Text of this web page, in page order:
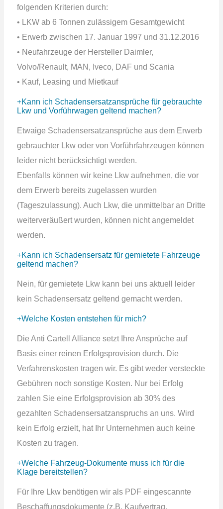
folgenden Kriterien durch:
• LKW ab 6 Tonnen zulässigem Gesamtgewicht
• Erwerb zwischen 17. Januar 1997 und 31.12.2016
• Neufahrzeuge der Hersteller Daimler,
Volvo/Renault, MAN, Iveco, DAF und Scania
• Kauf, Leasing und Mietkauf
Kann ich Schadensersatzansprüche für gebrauchte
Lkw und Vorführwagen geltend machen?
Etwaige Schadensersatzansprüche aus dem Erwerb
gebrauchter Lkw oder von Vorführfahrzeugen können
leider nicht berücksichtigt werden.
Ebenfalls können wir keine Lkw aufnehmen, die vor
dem Erwerb bereits zugelassen wurden
(Tageszulassung). Auch Lkw, die unmittelbar an Dritte
weiterveräußert wurden, können nicht angemeldet
werden.
Kann ich Schadensersatz für gemietete Fahrzeuge
geltend machen?
Nein, für gemietete Lkw kann bei uns aktuell leider
kein Schadensersatz geltend gemacht werden.
Welche Kosten entstehen für mich?
Die Anti Cartell Alliance setzt Ihre Ansprüche auf
Basis einer reinen Erfolgsprovision durch. Die
Verfahrenskosten tragen wir. Es gibt weder versteckte
Gebühren noch sonstige Kosten. Nur bei Erfolg
zahlen Sie eine Erfolgsprovision ab 30% des
gezahlten Schadensersatzanspruchs an uns. Wird
kein Erfolg erzielt, hat Ihr Unternehmen auch keine
Kosten zu tragen.
Welche Fahrzeug-Dokumente muss ich für die
Klage bereitstellen?
Für Ihre Lkw benötigen wir als PDF eingescannte
Beschaffungsdokumente (z.B. Kaufvertrag,